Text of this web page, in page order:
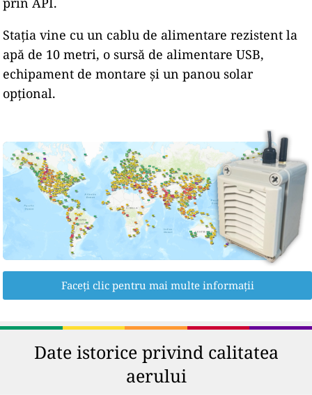
Stația vine cu un cablu de alimentare rezistent la
apă de 10 metri, o sursă de alimentare USB,
echipament de montare și un panou solar
opțional.
Faceți clic pentru mai multe informații
Date istorice privind calitatea
aerului